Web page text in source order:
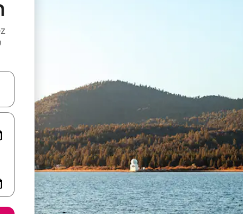
vers le haut et vers le bas pour les parcourir ou en appuyant